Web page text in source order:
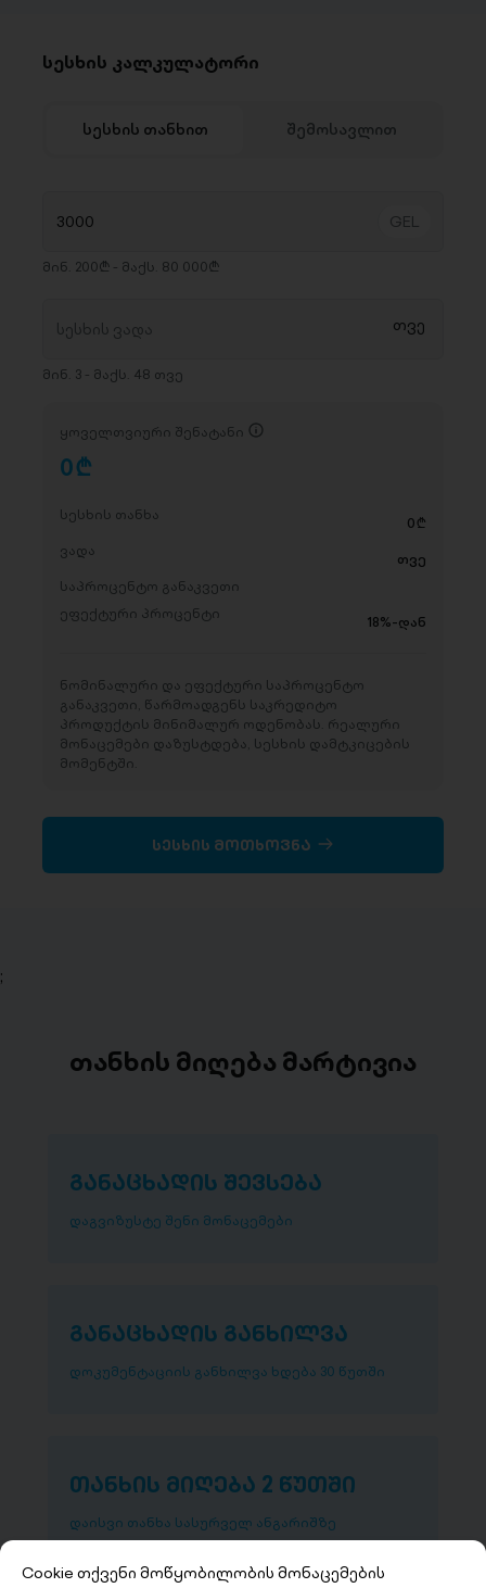
სესხის კალკულატორი
სესხის თანხით შემოსავლით
მინ. 200₾ - მაქს. 80 000₾
მინ. 3 - მაქს. 48 თვე
ყოველთვიური შენატანი
0D
სესხის თანხა 0 D
ვადა
თვე
საპროცენტო განაკვეთი
ეფექტური პროცენტი
18%-დან
ნომინალური და ეფექტური საპროცენტო
განაკვეთი, წარმოადგენს საკრედიტო
პროდუქტის მინიმალურ ოდენობას. რეალური
მონაცემები დაზუსტდება, სესხის დამტკიცების
მომენტში.
სესხის მოთხოვნა
;
თანხის მიღება მარტივია
განაცხადის შევსება
დაგვიზუსტე შენი მონაცემები
განაცხადის განხილვა
დოკუმენტაციის განხილვა ხდება 30 წუთში
თანხის მიღება 2 წუთში
დაისვი თანხა სასურველ ანგარიშზე
Cookie თქვენი მოწყობილობის მონაცემების